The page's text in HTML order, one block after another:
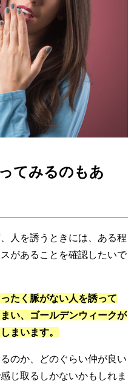
てみるのもあ
人を誘うときには、ある程
があることを確認したいで
たく脈がない人を誘って
い、ゴールデンウィークが
まいます。
のか、どのぐらい仲が良い
じ取るしかないかもしれま